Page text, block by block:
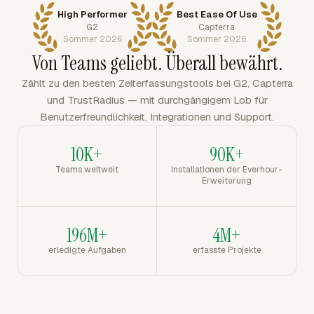
High Performer
G2
Sommer 2026
Best Ease Of Use
Capterra
Sommer 2026
Von Teams geliebt. Überall bewährt.
Zählt zu den besten Zeiterfassungstools bei G2, Capterra
und TrustRadius — mit durchgängigem Lob für
Benutzerfreundlichkeit, Integrationen und Support.
10K+
Teams weltweit
90K+
Installationen der Everhour-
Erweiterung
196M+
erledigte Aufgaben
4M+
erfasste Projekte